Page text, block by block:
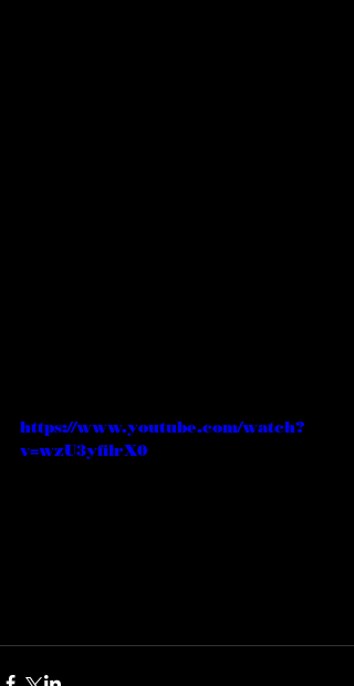
https://www.youtube.com/watch?
v=wzU3yfilrX0